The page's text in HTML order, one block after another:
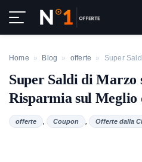
Home » Blog » offerte » Super Saldi di
Super Saldi di Marzo
Risparmia sul Meglio
offerte , Coupon , Offerte dalla